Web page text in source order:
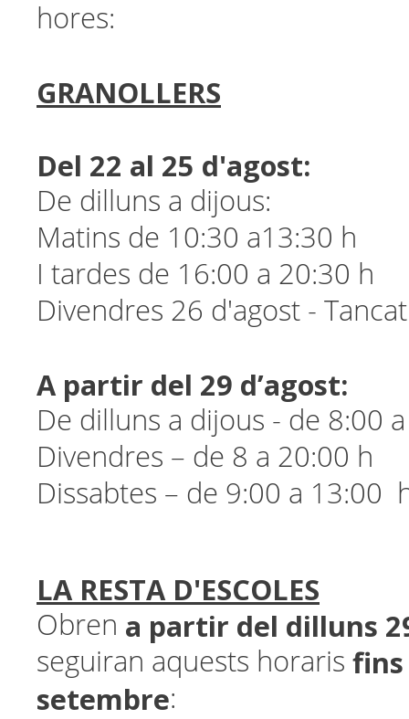
hores:
GRANOLLERS
Del 22 al 25 d'agost:
De dilluns a dijous:
Matins de 10:30 a13:30 h
I tardes de 16:00 a 20:30 h
Divendres 26 d'agost -
A partir del 29 d’agost:
De dilluns a dijous - de 8:00
Divendres – de 8 a 20:00 h
Dissabtes – de 9:00 a 13:00
LA RESTA D'ESCOLES
Obren a partir del dilluns
seguiran aquests horaris
setembre: